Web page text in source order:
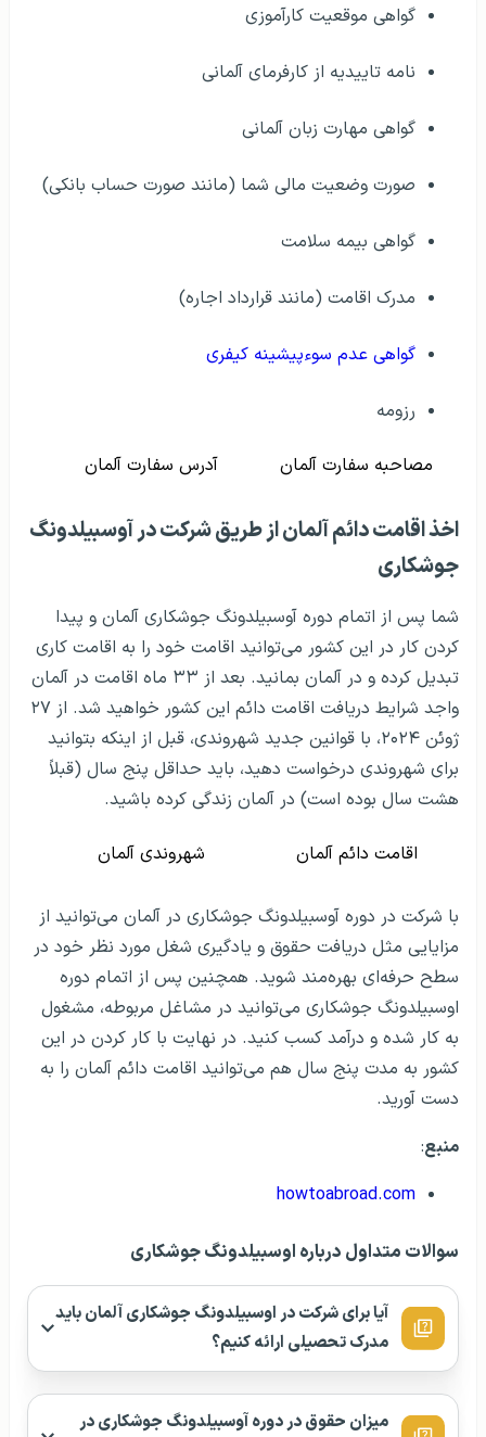
گواهی موقعیت کارآموزی
نامه تاییدیه از کارفرمای آلمانی
گواهی مهارت زبان آلمانی
صورت وضعیت مالی شما (مانند صورت حساب بانکی)
گواهی بیمه سلامت
مدرک اقامت (مانند قرارداد اجاره)
گواهی عدم سوءپیشینه کیفری
رزومه
مصاحبه سفارت آلمان آدرس سفارت آلمان
اخذ اقامت دائم آلمان از طریق شرکت در آوسبیلدونگ
جوشکاری
شما پس از اتمام دوره آوسبیلدونگ جوشکاری آلمان و پیدا
کردن کار در این کشور می‌توانید اقامت خود را به اقامت کاری
تبدیل کرده و در آلمان بمانید. بعد از ۳۳ ماه اقامت در آلمان
واجد شرایط دریافت اقامت دائم این کشور خواهید شد. از ۲۷
ژوئن ۲۰۲۴، با قوانین جدید شهروندی، قبل از اینکه بتوانید
برای شهروندی درخواست دهید، باید حداقل پنج سال (قبلاً
هشت سال بوده است) در آلمان زندگی کرده باشید.
اقامت دائم آلمان شهروندی آلمان
با شرکت در دوره‌ آوسبیلدونگ جوشکاری در آلمان می‌توانید از
مزایایی مثل دریافت حقوق و یادگیری شغل مورد نظر خود در
سطح حرفه‌ای بهره‌مند شوید. همچنین پس از اتمام دوره
اوسبیلدونگ جوشکاری می‌توانید در مشاغل مربوطه، مشغول
به کار شده و درآمد کسب کنید. در نهایت با کار کردن در این
کشور به مدت پنج سال هم می‌توانید اقامت دائم آلمان را به
دست آورید.
منبع:
howtoabroad.com
سوالات متداول درباره اوسبیلدونگ جوشکاری
آیا برای شرکت در اوسبیلدونگ جوشکاری آلمان باید
مدرک تحصیلی ارائه کنیم؟
میزان حقوق در دوره آوسبیلدونگ جوشکاری در